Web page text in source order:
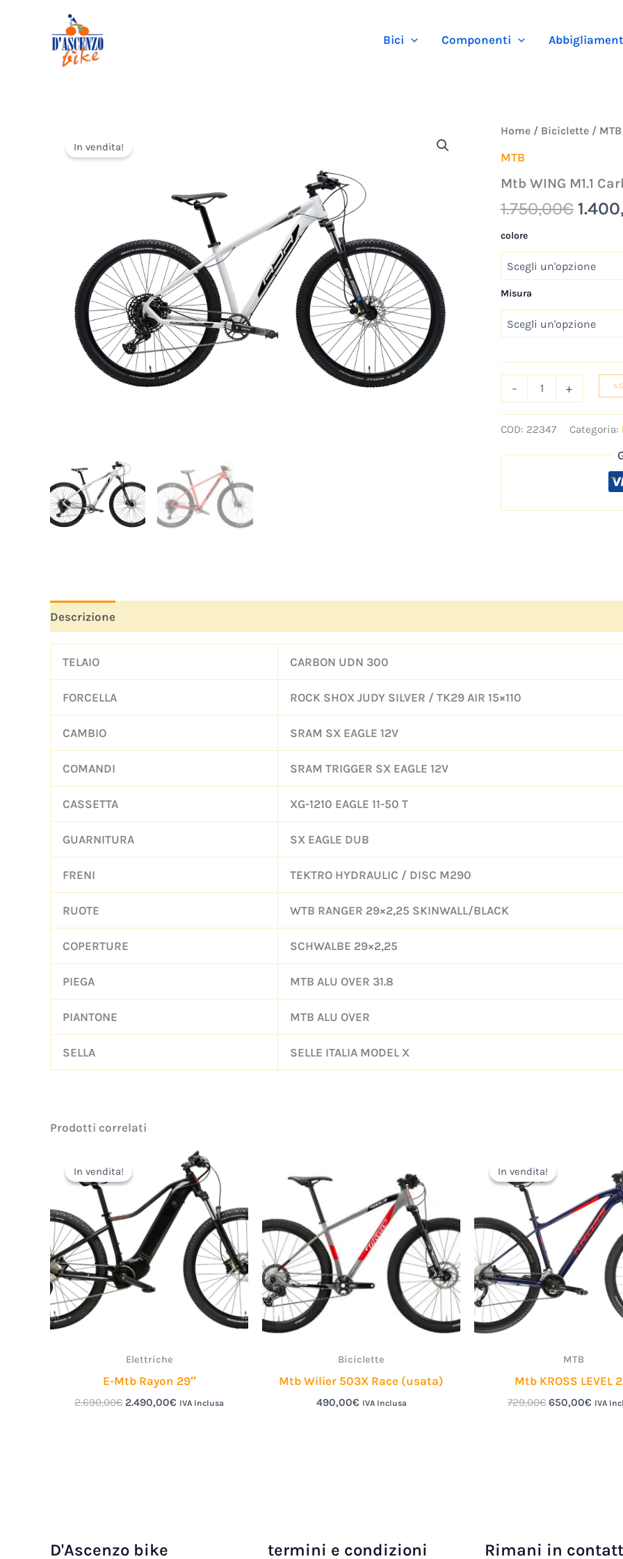
contenuto
Bici Componenti
In vendita!
Home / Biciclette / MTB
MTB
Mtb WING M1.1
1.750,00€
Il
era:
colore
Misura
-
Mtb
M1.1
-
Adriatica
+
COD: 22347 Categoria:
Descrizione
TELAIO CARBON UDN 300
FORCELLA ROCK SHOX JUDY SILVER / TK29 AIR 15×110
CAMBIO SRAM SX EAGLE 12V
COMANDI SRAM TRIGGER SX EAGLE 12V
CASSETTA XG-1210 EAGLE 11-50 T
GUARNITURA SX EAGLE DUB
FRENI TEKTRO HYDRAULIC / DISC M290
RUOTE WTB RANGER 29×2,25 SKINWALL/BLACK
COPERTURE SCHWALBE 29×2,25
PIEGA MTB ALU OVER 31.8
PIANTONE MTB ALU OVER
SELLA SELLE ITALIA MODEL X
Prodotti correlati
In vendita!
In vendita!
Elettriche
E-Mtb Rayon 29″
2.690,00€
originale
2.690,00€.
2.490,00€
prezzo
attuale
è:
2.490,00€.
IVA Inclusa
Biciclette
Mtb Wilier 503X Race (usata)
490,00€ IVA Inclusa
In vendita!
In vendita!
MTB
Mtb KROSS LEVEL
729,00€
originale
729,00€.
650,00€
è:
IVA
D'Ascenzo bike termini e condizioni Rimani in